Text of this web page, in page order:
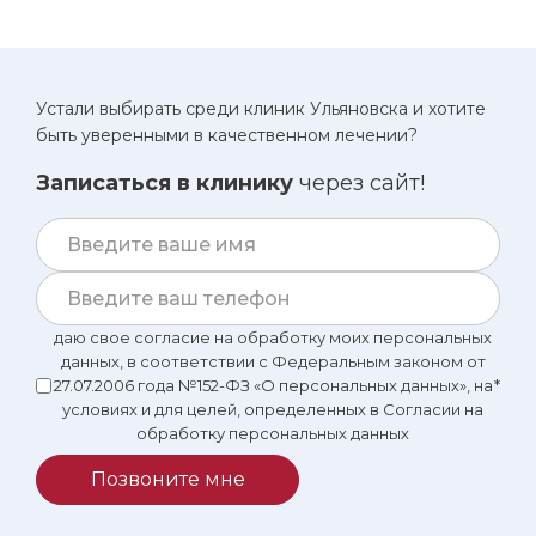
Устали выбирать среди клиник Ульяновска и хотите
быть уверенными в качественном лечении?
Записаться в клинику через сайт!
даю свое согласие на обработку моих персональных
данных, в соответствии с Федеральным законом от
27.07.2006 года №152-ФЗ «О персональных данных», на
условиях и для целей, определенных в Согласии на
обработку персональных данных
*
Позвоните мне